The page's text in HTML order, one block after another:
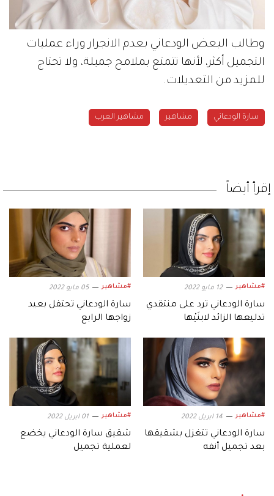
وطالب البعض الودعاني بعدم الانجرار وراء عمليات
التجميل أكثر، لأنها تتمتع بملامح جميلة، ولا تحتاج
للمزيد من التعديلات.
سارة الودعاني مشاهير مشاهير العرب
إقرأ أيضاً
#مشاهير 12 مايو 2022
سارة الودعاني ترد على منتقدي
تدليعها الزائد لابنَيْها
#مشاهير 05 مايو 2022
سارة الودعاني تحتفل بعيد
زواجها الرابع
#مشاهير 14 ابريل 2022
سارة الودعاني تتغزل بشقيقها
بعد تجميل أنفه
#مشاهير 01 ابريل 2022
شقيق سارة الودعاني يخضع
لعملية تجميل